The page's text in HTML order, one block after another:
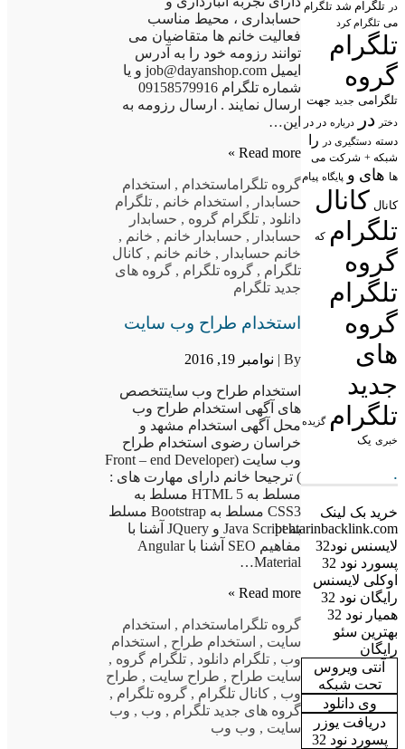
در تلگرام شد تلگرام
می تلگرام کرد
تلگرام
گروه
تلگرامی جدید جهت
دختر در درباره در در
دسته دستگیری در را
شبکه + شرکت می
ها های و پایگاه پیام
کانال کانال
تلگرام که
گروه
تلگرام
گروه
های
جدید
تلگرام گزیده
خبری یک
.
خرید بک لینک
behtarinbacklink.com
لایسنس نود32
پسورد نود 32
اوکلی لایسنس
رایگان نود 32
همیار نود 32
بهترین سئو
رایگان
آنتی ویروس
تحت شبکه
وی دانلود
دریافت یوزر
پسورد نود 32
حسابداری ، محیط مناسب
فعالیت خانم ها متقاضیان می
توانند رزومه خود را به آدرس
ایمیل job@dayanshop.com و یا
شماره تلگرام 09158579916
ارسال نمایند . ارسال رزومه به
این…
Read more »
گروه تلگراماستخدام , استخدام
حسابدار , استخدام خانم , تلگرام
دانلود , تلگرام گروه , حسابدار
حسابدار , حسابدار خانم , خانم ,
خانم حسابدار , خانم خانم , کانال
تلگرام , گروه تلگرام , گروه های
جدید تلگرام
استخدام طراح وب سایت
By | نوامبر 19, 2016
استخدام طراح وب سایتتخصص
های آگهی استخدام طراح وب
محل آگهی استخدام مشهد و
خراسان رضوی استخدام طراح
وب سایت (Front – end Developer
) ترجیحا خانم دارای مهارت های :
مسلط به HTML 5 مسلط به
CSS3 مسلط به Bootstrap مسلط
به Java Script و JQuery آشنا با
مفاهیم SEO آشنا با Angular
Material…
Read more »
گروه تلگراماستخدام , استخدام
سایت , استخدام طراح , استخدام
وب , تلگرام دانلود , تلگرام گروه ,
سایت طراح , طراح سایت , طراح
وب , کانال تلگرام , گروه تلگرام ,
گروه های جدید تلگرام , وب , وب
سایت , وب وب